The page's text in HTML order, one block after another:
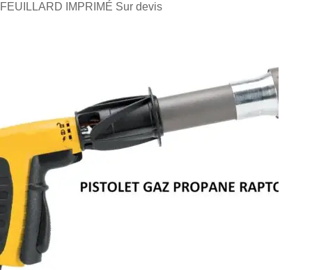
FEUILLARD IMPRIMÉ Sur devis